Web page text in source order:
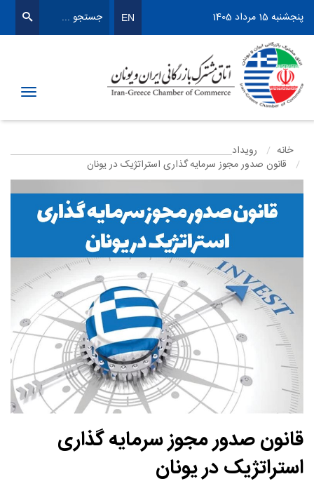
EN پنجشنبه 15 مرداد 1405
خانه
رویداد
قانون صدور مجوز سرمایه گذاری استراتژیک در یونان
قانون صدور مجوز سرمایه گذاری
استراتژیک در یونان